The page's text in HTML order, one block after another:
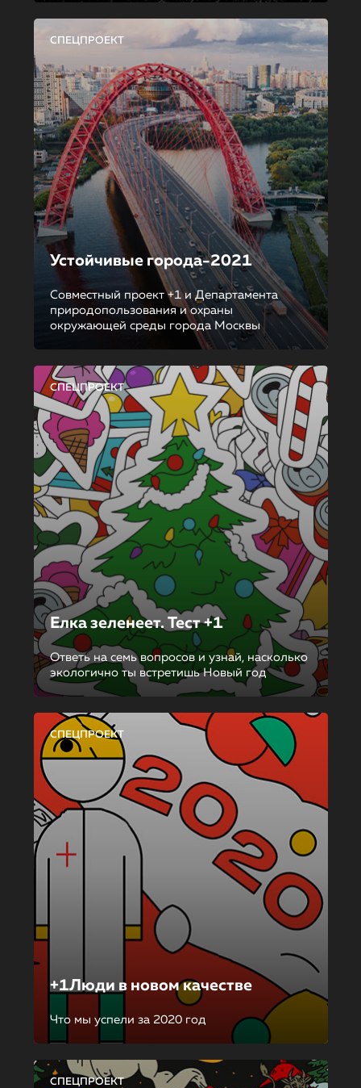
СПЕЦПРОЕКТ
Устойчивые города-2021
Совместный проект +1 и Департамента
природопользования и охраны
окружающей среды города Москвы
СПЕЦПРОЕКТ
Елка зеленеет. Тест +1
Ответь на семь вопросов и узнай, насколько
экологично ты встретишь Новый год
СПЕЦПРОЕКТ
+1Люди в новом качестве
Что мы успели за 2020 год
СПЕЦПРОЕКТ